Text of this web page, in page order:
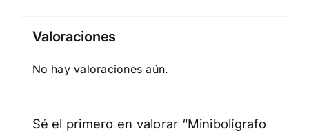
Valoraciones
No hay valoraciones aún.
Sé el primero en valorar “Minibolígrafo